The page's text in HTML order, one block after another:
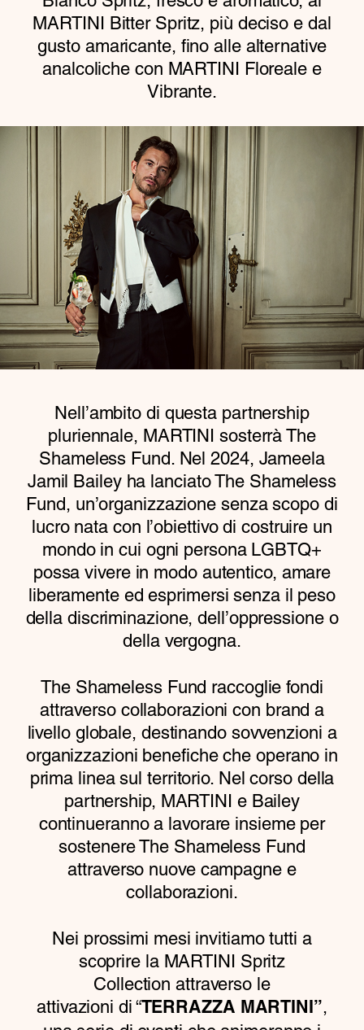
MARTINI Bitter Spritz, più deciso e dal
gusto amaricante, fino alle alternative
analcoliche con MARTINI Floreale e
Vibrante.
Nell’ambito di questa partnership
pluriennale, MARTINI sosterrà The
Shameless Fund. Nel 2024, Jameela
Jamil Bailey ha lanciato The Shameless
Fund, un’organizzazione senza scopo di
lucro nata con l’obiettivo di costruire un
mondo in cui ogni persona LGBTQ+
possa vivere in modo autentico, amare
liberamente ed esprimersi senza il peso
della discriminazione, dell’oppressione o
della vergogna.
The Shameless Fund raccoglie fondi
attraverso collaborazioni con brand a
livello globale, destinando sovvenzioni a
organizzazioni benefiche che operano in
prima linea sul territorio. Nel corso della
partnership, MARTINI e Bailey
continueranno a lavorare insieme per
sostenere The Shameless Fund
attraverso nuove campagne e
collaborazioni.
Nei prossimi mesi invitiamo tutti a
scoprire la MARTINI Spritz
Collection attraverso le
attivazioni di “TERRAZZA MARTINI”,